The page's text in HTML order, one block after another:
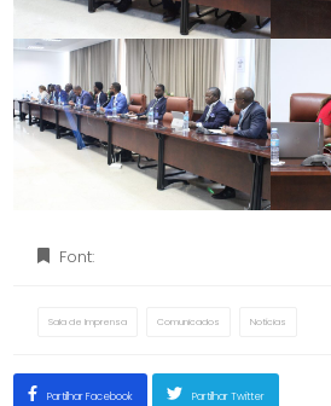
Font:
Sala de Imprensa Comunicados Notícias
Partilhar Facebook Partilhar Twitter